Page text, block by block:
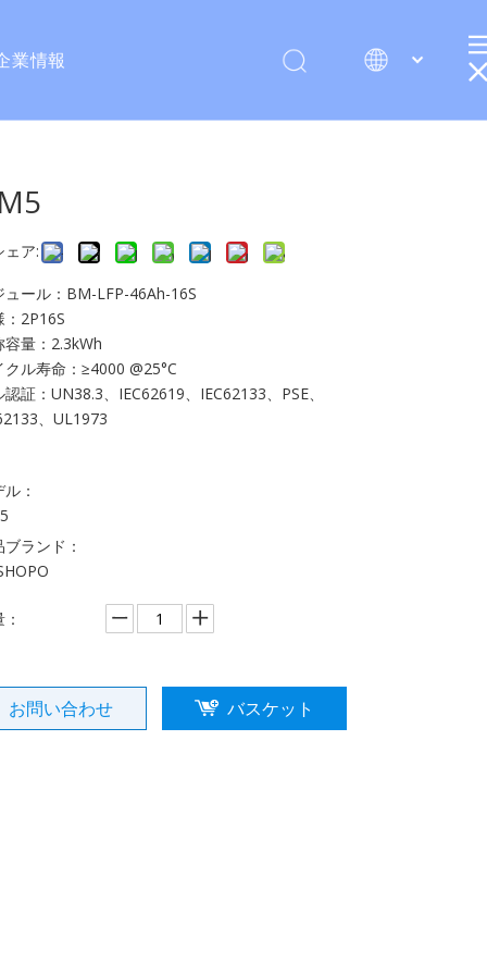
業情報
ェア:
ュール：BM-LFP-46Ah-16S
：2P16S
容量：2.3kWh
クル寿命：≥4000 @25°C
証：UN38.3、IEC62619、IEC62133、PSE、
、UL1973
：
ランド：
お問い合わせ バスケット